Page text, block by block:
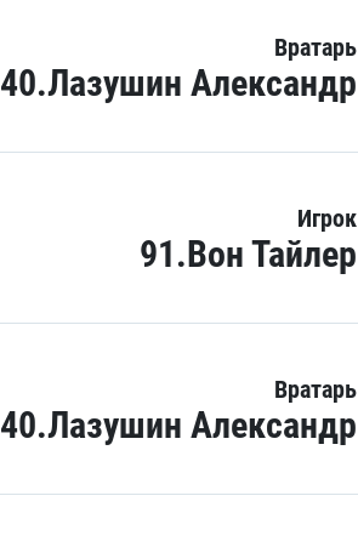
Вратарь
40.Лазушин Александр
Игрок
91.Вон Тайлер
Вратарь
40.Лазушин Александр